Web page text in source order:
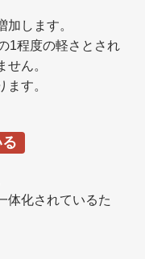
します。
1程度の軽さとされ
ん。
す。
体化されているた